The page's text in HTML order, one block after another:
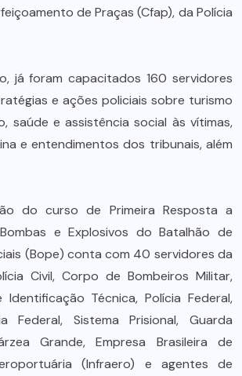
de Praças (Cfap), da Polícia
já foram capacitados 160 servidores
e ações policiais sobre turismo
saúde e assistência social às vítimas,
e entendimentos dos tribunais, além
do curso de Primeira Resposta a
e Explosivos do Batalhão de
(Bope) conta com 40 servidores da
Civil, Corpo de Bombeiros Militar,
Identificação Técnica, Polícia Federal,
Federal, Sistema Prisional, Guarda
Grande, Empresa Brasileira de
(Infraero) e agentes de